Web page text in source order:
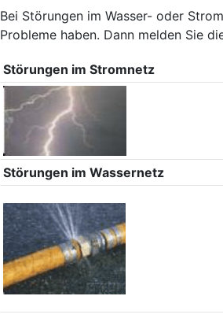
Bei Störungen im Wasser- oder
Probleme haben. Dann melden Sie
Störungen im Stromnetz
Störungen im Wassernetz